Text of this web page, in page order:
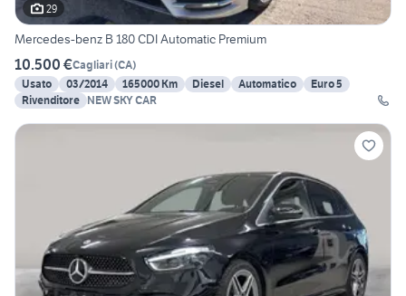
29
Mercedes-benz B 180 CDI Automatic Premium
10.500 €Cagliari(CA)
Usato
03/2014 165000 Km Diesel Automatico
Euro 5
Rivenditore NEW SKY CAR